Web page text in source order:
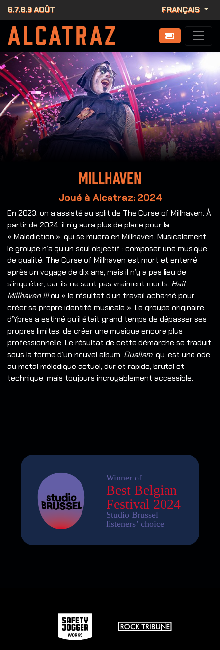
6.7.8.9 AOÛT FRANÇAIS
Millhaven
Joué à Alcatraz: 2024
En 2023, on a assisté au split de The Curse of Millhaven. À
partir de 2024, il n’y aura plus de place pour la
« Malédiction », qui se muera en Millhaven. Musicalement,
le groupe n’a qu’un seul objectif : composer une musique
de qualité. The Curse of Millhaven est mort et enterré
après un voyage de dix ans, mais il n’y a pas lieu de
s’inquiéter, car ils ne sont pas vraiment morts. Hail
Millhaven !!!ou « le résultat d’un travail acharné pour
créer sa propre identité musicale ». Le groupe originaire
d’Ypres a estimé qu’il était grand temps de dépasser ses
propres limites, de créer une musique encore plus
professionnelle. Le résultat de cette démarche se traduit
sous la forme d’un nouvel album, Dualism, qui est une ode
au metal mélodique actuel, dur et rapide, brutal et
technique, mais toujours incroyablement accessible.